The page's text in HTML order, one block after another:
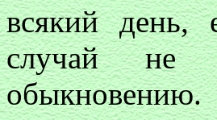
всякий день,
случай не
обыкновению.